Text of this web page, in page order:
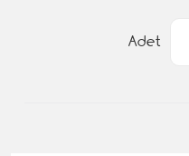
Adet